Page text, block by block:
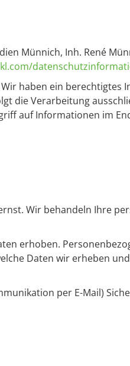
Münnich, Inh. René
haben ein
Verarbeitung
auf Informationen im
Wir behandeln Ihre
erhoben.
Daten wir erheben
per E-Mail)